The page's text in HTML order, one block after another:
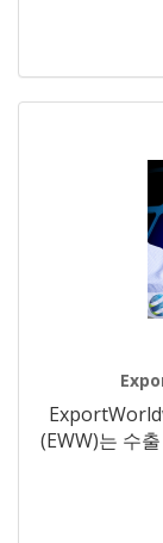
(EWW)는 수